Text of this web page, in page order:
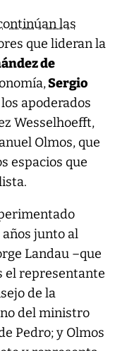
las
que lideran la
de
Sergio
apoderados
Wesselhoefft,
Olmos, que
espacios que
junto al
Landau –que
el representante
de la
del ministro
Pedro; y Olmos